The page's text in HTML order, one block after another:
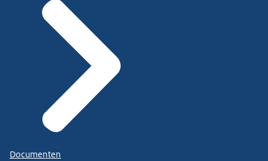
Documenten